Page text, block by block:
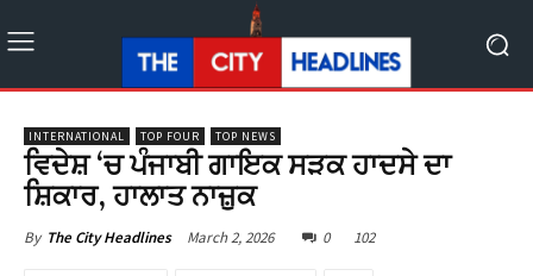
INTERNATIONAL TOP FOUR TOP NEWS
ਵਿਦੇਸ਼ ‘ਚ ਪੰਜਾਬੀ ਗਾਇਕ ਸੜਕ ਹਾਦਸੇ ਦਾ
ਸ਼ਿਕਾਰ, ਹਾਲਾਤ ਨਾਜ਼ੁਕ
By The City Headlines March 2, 2026 0 102